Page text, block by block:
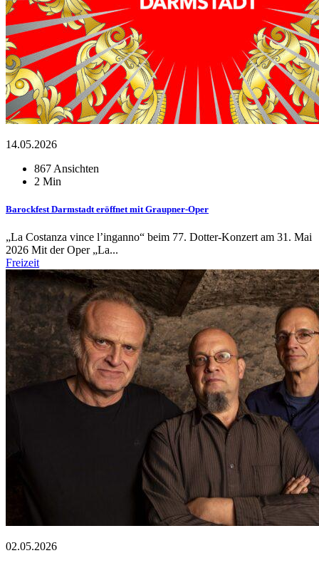
14.05.2026
867 Ansichten
2 Min
Barockfest Darmstadt eröffnet mit Graupner-Oper
„La Costanza vince l’inganno“ beim 77. Dotter-Konzert am 31. Mai
2026 Mit der Oper „La...
Freizeit
02.05.2026